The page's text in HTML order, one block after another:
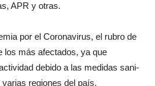
APR y otras.
por el Coronavirus, el rubro de
los más afectados, ya que
debido a las medidas sani-
regiones del país.